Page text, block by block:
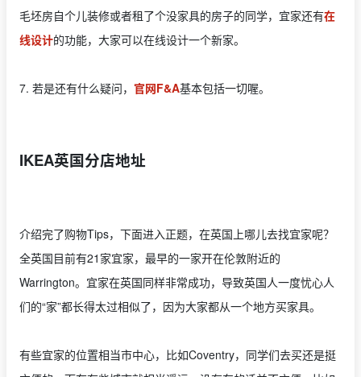
毛坯房自个儿装修或者租了个没家具的房子的同学，宜家还有在
线设计的功能，大家可以在线设计一个新家。
7. 若是还有什么疑问， 官网F&A基本包括一切喔。
IKEA英国分店地址
介绍完了购物Tips，下面进入正题，在英国上哪儿去找宜家呢？
全英国目前有21家宜家，最早的一家开在伦敦附近的
Warrington。宜家在英国同样非常成功，导致英国人一度忧心人
们的“家”都长得太过相似了，因为大家都从一个地方买家具。
有些宜家的位置相当市中心，比如Coventry，同学们去买还是挺